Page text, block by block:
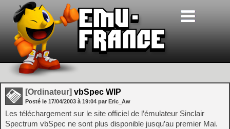
[Ordinateur] vbSpec WIP
Posté le 17/04/2003 à 19:04 par Eric_Aw
Les téléchargement sur le site officiel de l’émulateur Sinclair
Spectrum vbSpec ne sont plus disponible jusqu’au premier Mai.